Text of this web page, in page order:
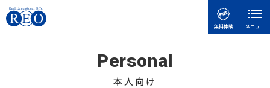
無料体験 メニュー
Personal
本人向け